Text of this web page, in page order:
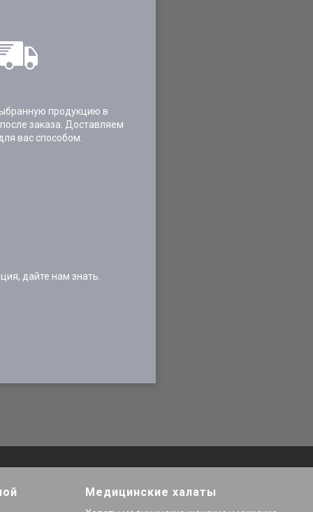
продукцию в
заказа. Доставляем
вас способом.
дайте нам знать.
Медицинские халаты